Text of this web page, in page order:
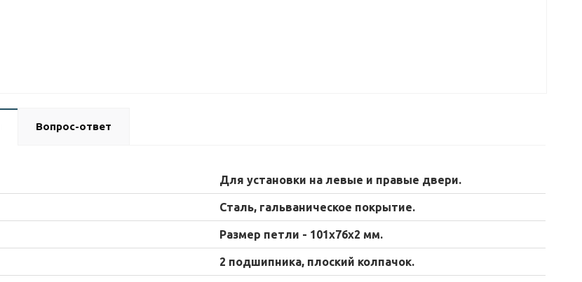
Вопрос-ответ
Для установки на левые и правые двери.
Сталь, гальваническое покрытие.
Размер петли - 101х76х2 мм.
2 подшипника, плоский колпачок.